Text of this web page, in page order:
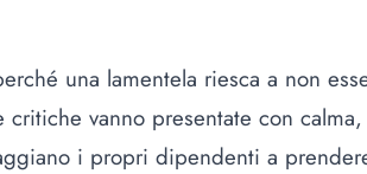
una lamentela riesca a non
critiche vanno presentate con
i propri dipendenti a